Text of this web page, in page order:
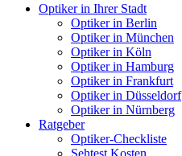
Optiker in Ihrer Stadt
Optiker in Berlin
Optiker in München
Optiker in Köln
Optiker in Hamburg
Optiker in Frankfurt
Optiker in Düsseldorf
Optiker in Nürnberg
Ratgeber
Optiker-Checkliste
Sehtest Kosten